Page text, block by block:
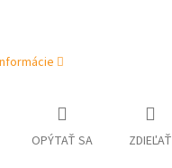
OPÝTAŤ SA ZDIEĽAŤ